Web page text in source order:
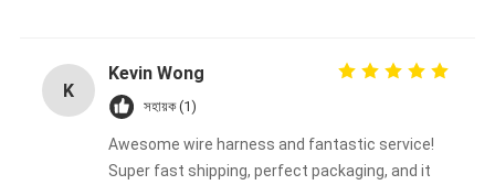
K
Kevin Wong
সহায়ক (1)
Awesome wire harness and fantastic service!
Super fast shipping, perfect packaging, and it